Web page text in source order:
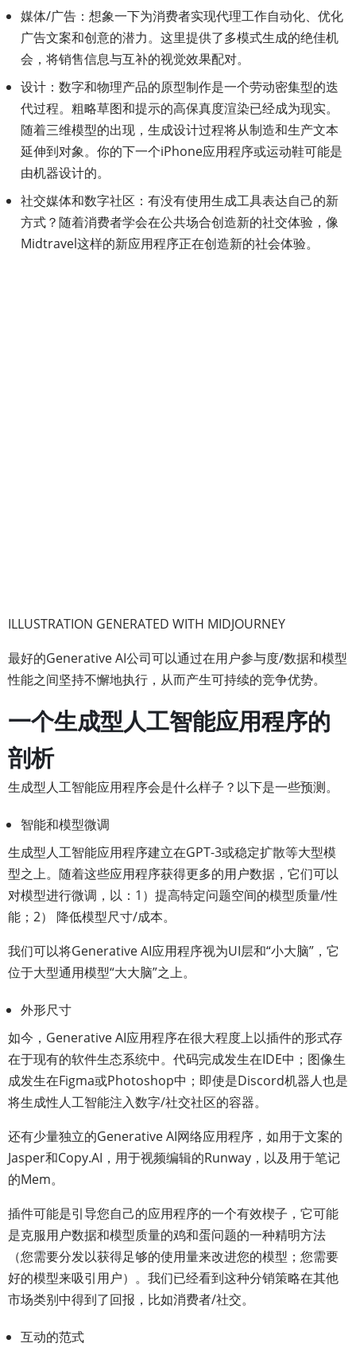
媒体/广告：想象一下为消费者实现代理工作自动化、优化
广告文案和创意的潜力。这里提供了多模式生成的绝佳机
会，将销售信息与互补的视觉效果配对。
设计：数字和物理产品的原型制作是一个劳动密集型的迭
代过程。粗略草图和提示的高保真度渲染已经成为现实。
随着三维模型的出现，生成设计过程将从制造和生产文本
延伸到对象。你的下一个iPhone应用程序或运动鞋可能是
由机器设计的。
社交媒体和数字社区：有没有使用生成工具表达自己的新
方式？随着消费者学会在公共场合创造新的社交体验，像
Midtravel这样的新应用程序正在创造新的社会体验。
ILLUSTRATION GENERATED WITH MIDJOURNEY
最好的Generative AI公司可以通过在用户参与度/数据和模型
性能之间坚持不懈地执行，从而产生可持续的竞争优势。
一个生成型人工智能应用程序的
剖析
生成型人工智能应用程序会是什么样子？以下是一些预测。
智能和模型微调
生成型人工智能应用程序建立在GPT-3或稳定扩散等大型模
型之上。随着这些应用程序获得更多的用户数据，它们可以
对模型进行微调，以：1）提高特定问题空间的模型质量/性
能；2） 降低模型尺寸/成本。
我们可以将Generative AI应用程序视为UI层和“小大脑”，它
位于大型通用模型“大大脑”之上。
外形尺寸
如今，Generative AI应用程序在很大程度上以插件的形式存
在于现有的软件生态系统中。代码完成发生在IDE中；图像生
成发生在Figma或Photoshop中；即使是Discord机器人也是
将生成性人工智能注入数字/社交社区的容器。
还有少量独立的Generative AI网络应用程序，如用于文案的
Jasper和Copy.AI，用于视频编辑的Runway，以及用于笔记
的Mem。
插件可能是引导您自己的应用程序的一个有效楔子，它可能
是克服用户数据和模型质量的鸡和蛋问题的一种精明方法
（您需要分发以获得足够的使用量来改进您的模型；您需要
好的模型来吸引用户）。我们已经看到这种分销策略在其他
市场类别中得到了回报，比如消费者/社交。
互动的范式